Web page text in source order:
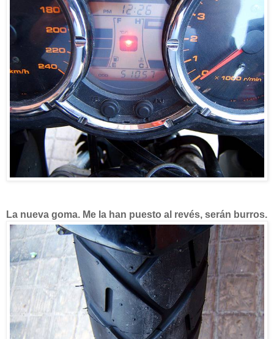
La nueva goma. Me la han puesto al revés, serán burros.